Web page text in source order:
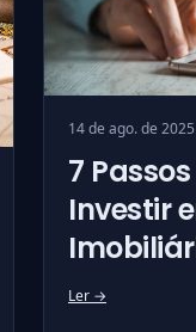
14 de ago. de 2025
7
Investir
Ler →